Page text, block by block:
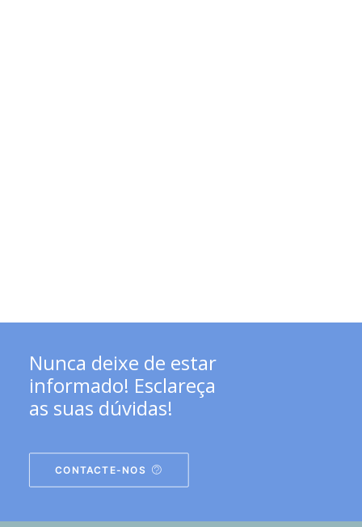
Nunca deixe de estar
informado! Esclareça
as suas dúvidas!
CONTACTE-NOS